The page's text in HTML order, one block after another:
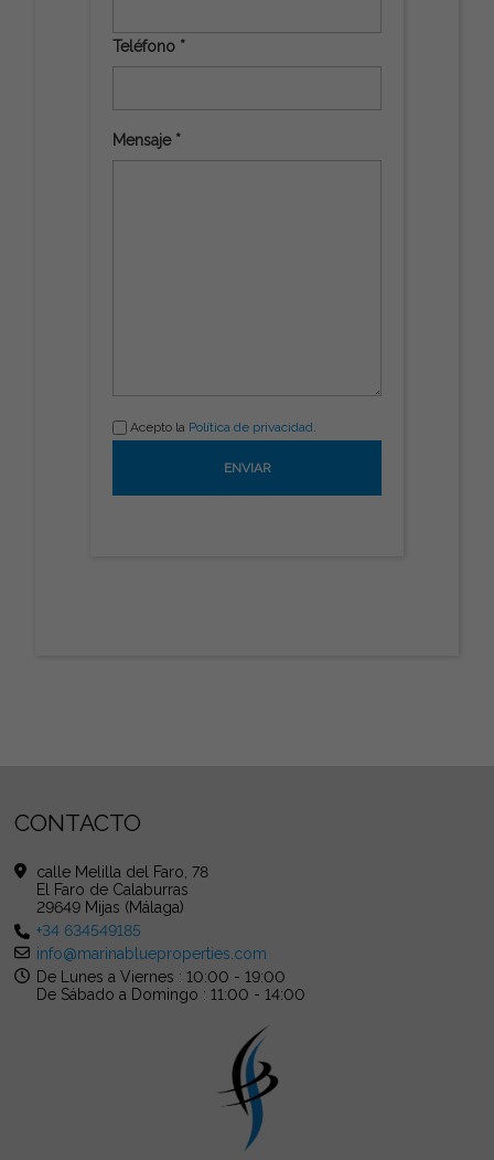
Teléfono *
Mensaje *
Acepto la Política de privacidad.
CONTACTO
calle Melilla del Faro, 78
El Faro de Calaburras
29649 Mijas (Málaga)
+34 634549185
info@marinablueproperties.com
De Lunes a Viernes : 10:00 - 19:00
De Sábado a Domingo : 11:00 - 14:00